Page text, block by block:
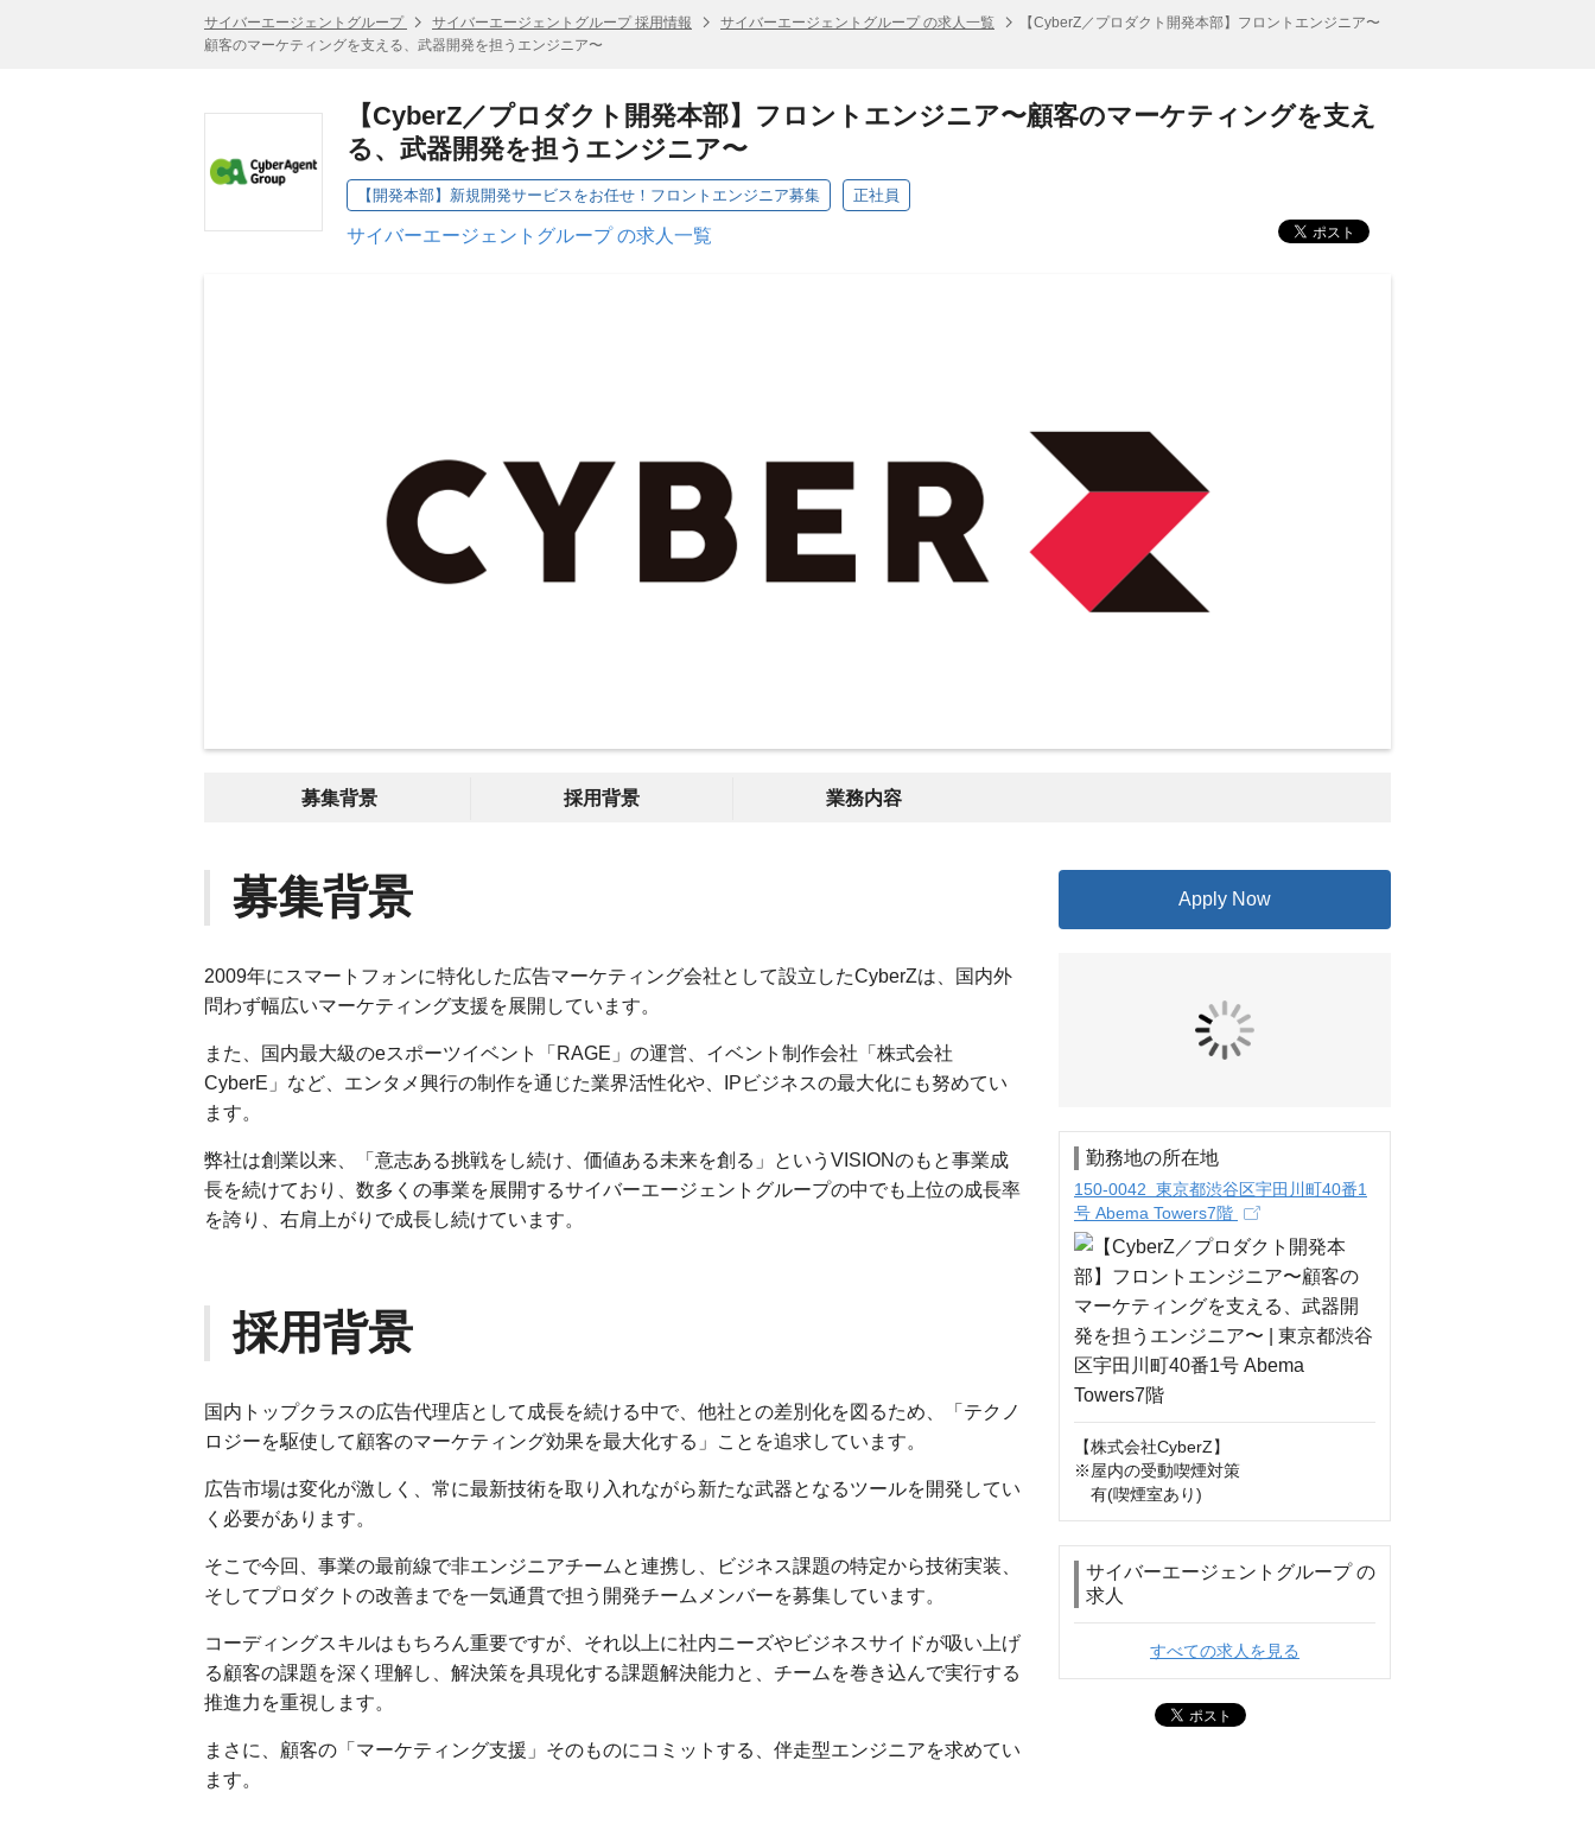
サイバーエージェントグループ サイバーエージェントグループ 採用情報 サイバーエージェントグループ の求人一覧
【CyberZ／プロダクト開発本部】フロントエンジニア〜
顧客のマーケティングを支える、武器開発を担うエンジニア〜
【CyberZ／プロダクト開発本部】フロントエンジニア〜顧客のマーケティングを支え
る、武器開発を担うエンジニア〜
【開発本部】新規開発サービスをお任せ！フロントエンジニア募集 正社員
サイバーエージェントグループ の求人一覧
募集背景 採用背景 業務内容
募集背景
2009年にスマートフォンに特化した広告マーケティング会社として設立したCyberZは、国内外
問わず幅広いマーケティング支援を展開しています。
また、国内最大級のeスポーツイベント「RAGE」の運営、イベント制作会社「株式会社
CyberE」など、エンタメ興行の制作を通じた業界活性化や、IPビジネスの最大化にも努めてい
ます。
弊社は創業以来、「意志ある挑戦をし続け、価値ある未来を創る」というVISIONのもと事業成
長を続けており、数多くの事業を展開するサイバーエージェントグループの中でも上位の成長率
を誇り、右肩上がりで成長し続けています。
採用背景
国内トップクラスの広告代理店として成長を続ける中で、他社との差別化を図るため、「テクノ
ロジーを駆使して顧客のマーケティング効果を最大化する」ことを追求しています。
広告市場は変化が激しく、常に最新技術を取り入れながら新たな武器となるツールを開発してい
く必要があります。
そこで今回、事業の最前線で非エンジニアチームと連携し、ビジネス課題の特定から技術実装、
そしてプロダクトの改善までを一気通貫で担う開発チームメンバーを募集しています。
コーディングスキルはもちろん重要ですが、それ以上に社内ニーズやビジネスサイドが吸い上げ
る顧客の課題を深く理解し、解決策を具現化する課題解決能力と、チームを巻き込んで実行する
推進力を重視します。
まさに、顧客の「マーケティング支援」そのものにコミットする、伴走型エンジニアを求めてい
ます。
Apply Now
勤務地の所在地
150-0042 東京都渋谷区宇田川町40番1
号 Abema Towers7階
【株式会社CyberZ】
※屋内の受動喫煙対策
有(喫煙室あり)
サイバーエージェントグループ の
求人
すべての求人を見る